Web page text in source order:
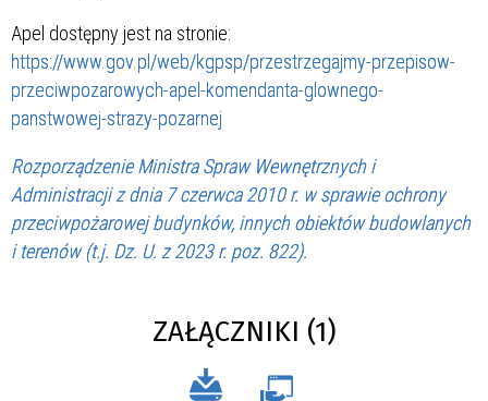
Apel dostępny jest na stronie:
https://www.gov.pl/web/kgpsp/przestrzegajmy-przepisow-
przeciwpozarowych-apel-komendanta-glownego-
panstwowej-strazy-pozarnej
Rozporządzenie Ministra Spraw Wewnętrznych i
Administracji z dnia 7 czerwca 2010 r. w sprawie ochrony
przeciwpożarowej budynków, innych obiektów budowlanych
i terenów (t.j. Dz. U. z 2023 r. poz. 822).
ZAŁĄCZNIKI (1)